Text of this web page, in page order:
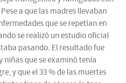
a que las madres llevaban
que se repetían en
se realizó un estudio oficial
pasando. El resultado fue
niñas que se examinó tenía
y que el 33 % de las muertes